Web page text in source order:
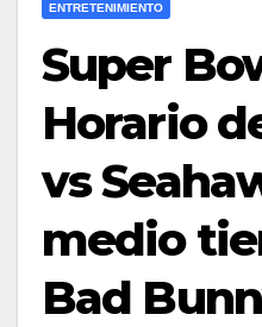
ENTRETENIMIENTO
Super
Horario
vs
medio
Bad